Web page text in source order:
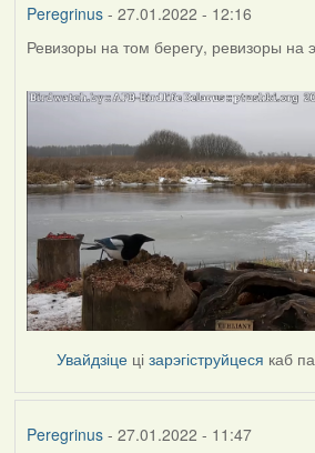
Peregrinus- 27.01.2022 - 12:16
Ревизоры на том берегу, ревизоры на
Увайдзіце цізарэгіструйцеся каб
Peregrinus- 27.01.2022 - 11:47